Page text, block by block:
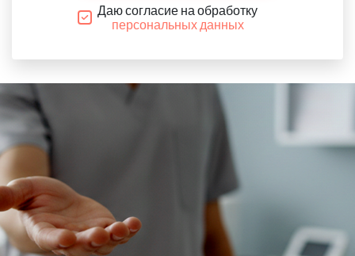
Даю согласие на обработку
персональных данных